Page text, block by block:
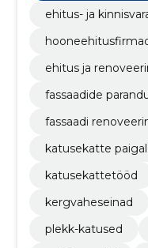
ehitus- ja
ehitus ja
fassaadide
fassaadi
katusekatte
katusekattetööd
kergvaheseinad
plekk-katused